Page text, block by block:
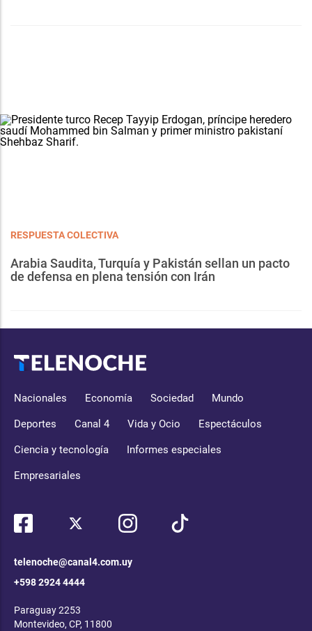
RESPUESTA COLECTIVA
Arabia Saudita, Turquía y Pakistán sellan un pacto
de defensa en plena tensión con Irán
Nacionales Economía Sociedad Mundo
Deportes Canal 4 Vida y Ocio Espectáculos
Ciencia y tecnología Informes especiales
Empresariales
telenoche@canal4.com.uy
+598 2924 4444
Paraguay 2253
Montevideo, CP, 11800